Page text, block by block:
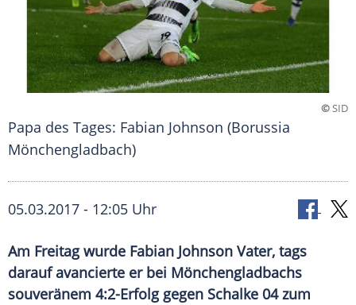
©SID
Papa des Tages: Fabian Johnson (Borussia
Mönchengladbach)
05.03.2017 - 12:05 Uhr
Am Freitag wurde Fabian Johnson Vater, tags
darauf avancierte er bei Mönchengladbachs
souveränem 4:2-Erfolg gegen Schalke 04 zum